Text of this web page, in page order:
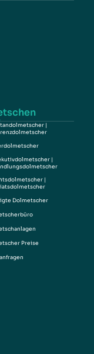
|
|
|
Dolmetscher
Preise